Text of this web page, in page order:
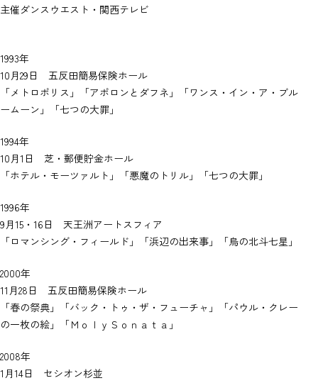
主催ダンスウエスト・関西テレビ
1993年
10月29日 五反田簡易保険ホール
「メトロポリス」「アポロンとダフネ」「ワンス・イン・ア・ブル
ームーン」「七つの大罪」
1994年
10月1日 芝・郵便貯金ホール
「ホテル・モーツァルト」「悪魔のトリル」「七つの大罪」
1996年
9月15・16日 天王洲アートスフィア
「ロマンシング・フィールド」「浜辺の出来事」「烏の北斗七星」
2000年
11月28日 五反田簡易保険ホール
「春の祭典」「バック・トゥ・ザ・フューチャ」「パウル・クレー
の一枚の絵」「ＭｏｌｙＳｏｎａｔａ」
2008年
1月14日 セシオン杉並